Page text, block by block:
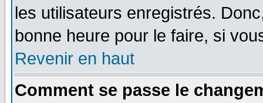
les utilisateurs enregistrés.
bonne heure pour le faire, si
Revenir en haut
Comment se passe le